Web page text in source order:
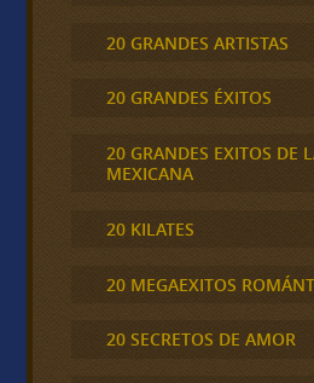
20 GRANDES ARTISTAS
20 GRANDES ÉXITOS
20 GRANDES EXITOS DE
MEXICANA
20 KILATES
20 MEGAEXITOS
20 SECRETOS DE AMOR